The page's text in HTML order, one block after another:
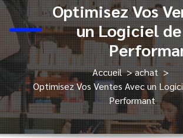
Optimisez Vos
un Logiciel
Accueil>achat>
Optimisez Vos Ventes Avec un
Performant